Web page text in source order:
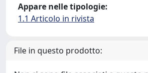
Appare nelle tipologie:
1.1 Articolo in rivista
File in questo prodotto: